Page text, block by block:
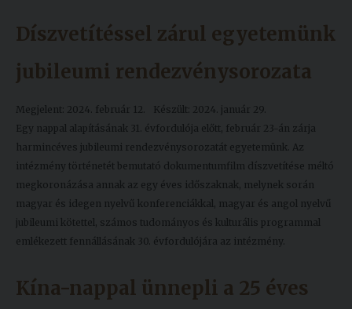
Díszvetítéssel zárul egyetemünk
jubileumi rendezvénysorozata
Megjelent: 2024. február 12.
Készült: 2024. január 29.
Egy nappal alapításának 31. évfordulója előtt, február 23-án zárja
harmincéves jubileumi rendezvénysorozatát egyetemünk. Az
intézmény történetét bemutató dokumentumfilm díszvetítése méltó
megkoronázása annak az egy éves időszaknak, melynek során
magyar és idegen nyelvű konferenciákkal, magyar és angol nyelvű
jubileumi kötettel, számos tudományos és kulturális programmal
emlékezett fennállásának 30. évfordulójára az intézmény.
Kína-nappal ünnepli a 25 éves